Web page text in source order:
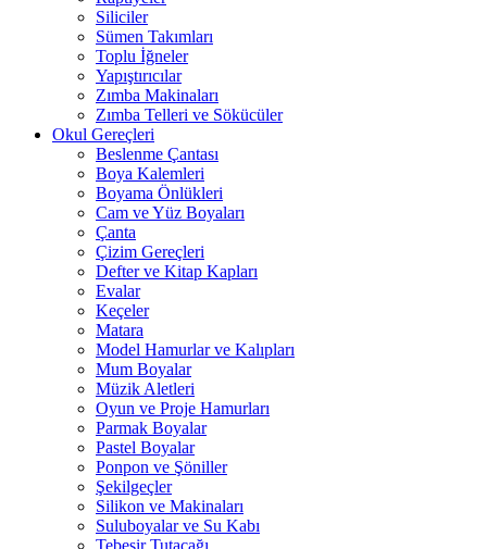
Siliciler
Sümen Takımları
Toplu İğneler
Yapıştırıcılar
Zımba Makinaları
Zımba Telleri ve Sökücüler
Okul Gereçleri
Beslenme Çantası
Boya Kalemleri
Boyama Önlükleri
Cam ve Yüz Boyaları
Çanta
Çizim Gereçleri
Defter ve Kitap Kapları
Evalar
Keçeler
Matara
Model Hamurlar ve Kalıpları
Mum Boyalar
Müzik Aletleri
Oyun ve Proje Hamurları
Parmak Boyalar
Pastel Boyalar
Ponpon ve Şöniller
Şekilgeçler
Silikon ve Makinaları
Suluboyalar ve Su Kabı
Tebeşir Tutacağı